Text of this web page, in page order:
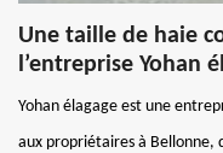
Une taille de haie
l’entreprise Yohan
Yohan élagage est une
aux propriétaires à Bellonne,